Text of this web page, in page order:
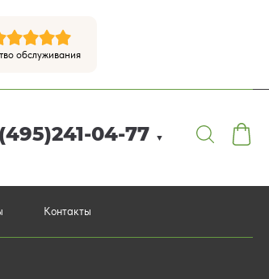
обслуживания
04-77 ▼
Контакты